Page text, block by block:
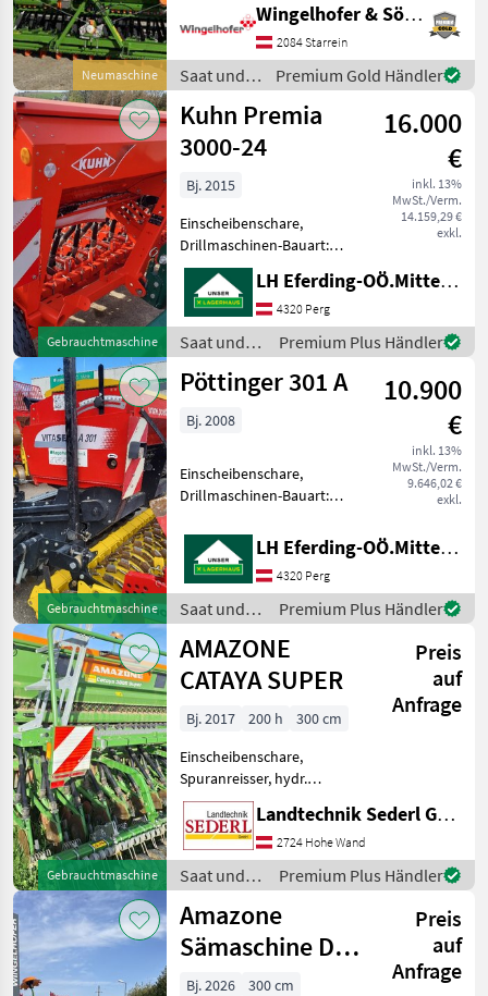
Neumaschine
Einscheibenschare,
Extrastriegel,
Fahrgassenschaltung,
Spuranreisser -
Anbausämaschine D9 3000
Special - Räder 6.00-16
Wingelhofer & Söhne GmbH
2084 Starrein
Saat und
Pflege /
Amazone
Premium Gold Händler
Gebrauchtmaschine
Kuhn Premia
3000-24
16.000
€
inkl. 13%
MwSt./Verm.
14.159,29 €
exkl.
Bj. 2015
Einscheibenschare,
Drillmaschinen-Bauart:
konventionell, Fahrwerk
Einscheibenschare,
Andruckrollen, Striegel,
Beleuchtung, Rührwelle,
elektr.
LH Eferding-OÖ.Mitte, Perg
4320 Perg
Saat und
Pflege /
Kuhn
Premium Plus Händler
Gebrauchtmaschine
Pöttinger 301 A
10.900
€
inkl. 13%
MwSt./Verm.
9.646,02 €
exkl.
Bj. 2008
Einscheibenschare,
Drillmaschinen-Bauart:
Fahrgassenschaltung 24
Reihig, 1 Scheibenschare,
Beleuchtung, Striegel,
elektr.
Fahrgassenschaltung, Spur
2, 10
LH Eferding-OÖ.Mitte, Perg
4320 Perg
Saat und
Pflege /
Pöttinger
Premium Plus Händler
Gebrauchtmaschine
AMAZONE
CATAYA SUPER
Preis
auf
Anfrage
Bj. 2017 200 h
300 cm
Einscheibenschare,
Spuranreisser, hydr.
Schardruckverstellung,
Fahrgassenschaltung,
Beleuchtung
WUNDERSCHÖNE
SÄMASCHINE CATAYA MIT
COMBIDISC 3 M
Landtechnik Sederl GmbH
2724 Hohe Wand
Saat und
Pflege /
Amazone
Premium Plus Händler
Amazone
Sämaschine D9
3000 super
Preis
auf
Anfrage
Bj. 2026
300 cm